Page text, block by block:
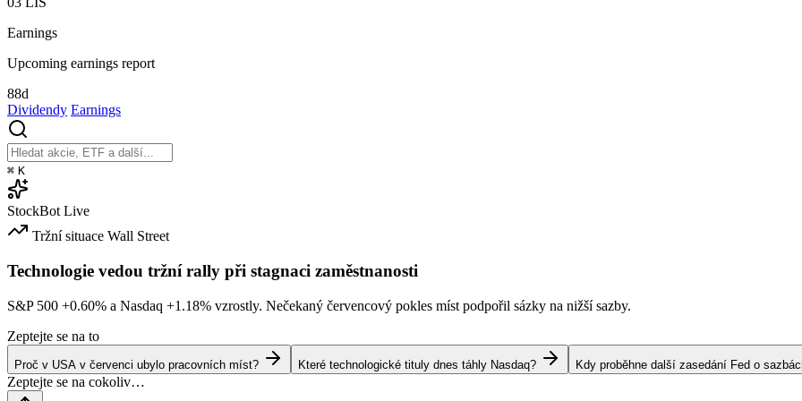
Earnings
Upcoming earnings report
88d
Dividendy Earnings
⌘ K
StockBot Live
Tržní situace Wall Street
Technologie vedou tržní rally při stagnaci zaměstnanosti
S&P 500 +0.60% a Nasdaq +1.18% vzrostly. Nečekaný červencový pokles míst podpořil sázky na nižší sazby.
Zeptejte se na to
Proč v USA v červenci ubylo pracovních míst? Které technologické tituly dnes táhly Nasdaq? Kdy proběhne další zasedání Fed o